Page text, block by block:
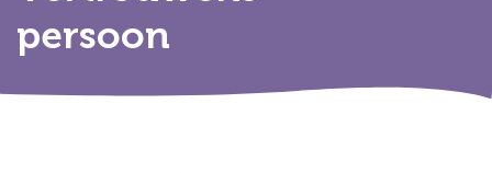
persoon